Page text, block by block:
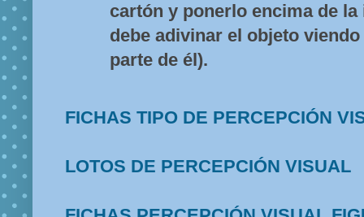
cartón y ponerlo encima de la
debe adivinar el objeto
parte de él).
FICHAS TIPO DE PERCEPCIÓN
LOTOS DE PERCEPCIÓN VISUAL